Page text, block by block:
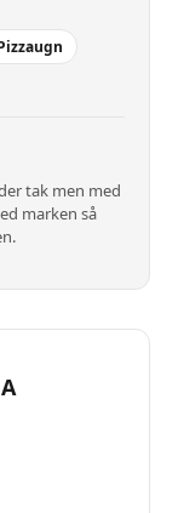
tak men med
marken så